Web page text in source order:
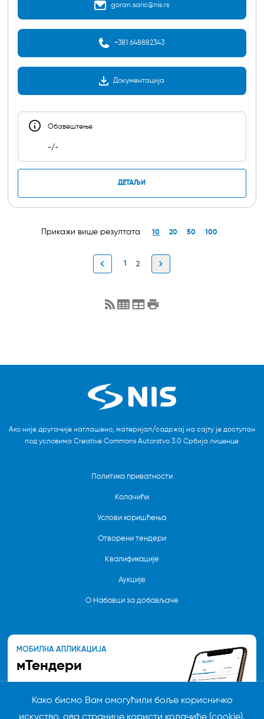
Како бисмо Вам омогућили боље корисничко
goran.saric@nis.rs
+381 648882343
Документација
Обавештењe
-/-
ДЕТАЉИ
Прикажи више резултата 10 20 50 100
Ако није другачије наглашено, материјал/садржај на сајту је доступан
под условима Creative Commons Autorstvo 3.0 Србија лиценце
Политика приватности
Колачићи
Услови коришћења
Отворени тендери
Квалификације
Аукције
О Набавци за добављаче
МОБИЛНА АПЛИКАЦИЈА
мТендери
актуелне тендере, квалификације